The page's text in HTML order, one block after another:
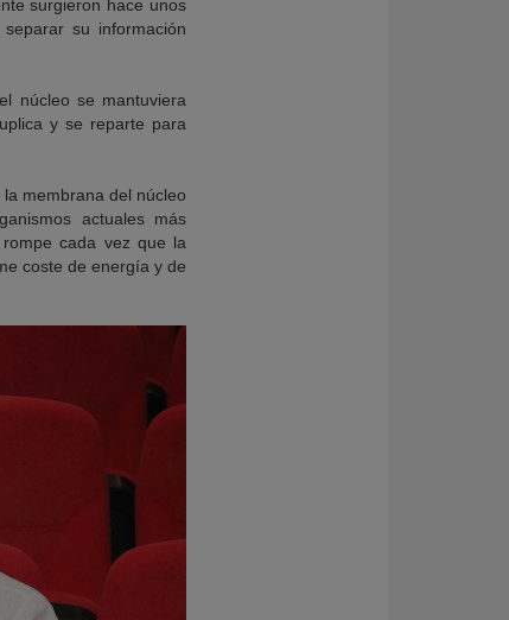
surgieron hace unos
su información
núcleo se mantuviera
y se reparte para
membrana del núcleo
actuales más
cada vez que la
coste de energía y de